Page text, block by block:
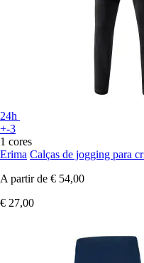
24h
+-3
1 cores
Erima Calças de jogging para
A partir de € 54,00
€ 27,00